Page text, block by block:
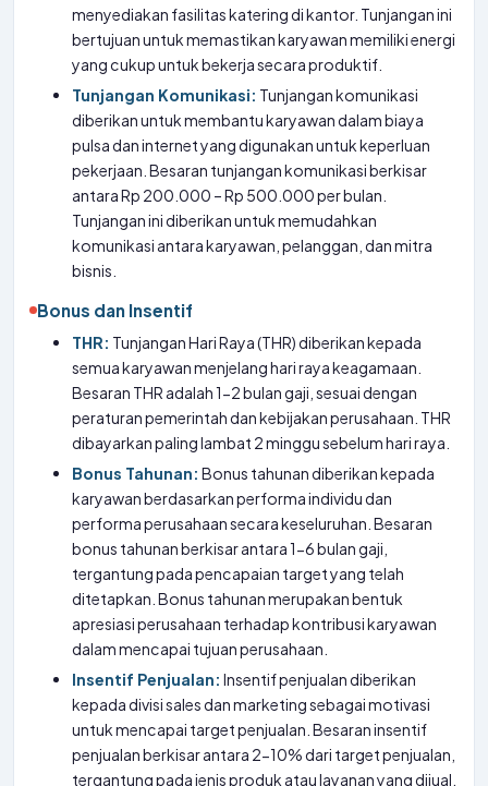
menyediakan fasilitas katering di kantor. Tunjangan ini
bertujuan untuk memastikan karyawan memiliki energi
yang cukup untuk bekerja secara produktif.
Tunjangan Komunikasi: Tunjangan komunikasi
diberikan untuk membantu karyawan dalam biaya
pulsa dan internet yang digunakan untuk keperluan
pekerjaan. Besaran tunjangan komunikasi berkisar
antara Rp 200.000 – Rp 500.000 per bulan.
Tunjangan ini diberikan untuk memudahkan
komunikasi antara karyawan, pelanggan, dan mitra
bisnis.
Bonus dan Insentif
THR: Tunjangan Hari Raya (THR) diberikan kepada
semua karyawan menjelang hari raya keagamaan.
Besaran THR adalah 1-2 bulan gaji, sesuai dengan
peraturan pemerintah dan kebijakan perusahaan. THR
dibayarkan paling lambat 2 minggu sebelum hari raya.
Bonus Tahunan: Bonus tahunan diberikan kepada
karyawan berdasarkan performa individu dan
performa perusahaan secara keseluruhan. Besaran
bonus tahunan berkisar antara 1-6 bulan gaji,
tergantung pada pencapaian target yang telah
ditetapkan. Bonus tahunan merupakan bentuk
apresiasi perusahaan terhadap kontribusi karyawan
dalam mencapai tujuan perusahaan.
Insentif Penjualan: Insentif penjualan diberikan
kepada divisi sales dan marketing sebagai motivasi
untuk mencapai target penjualan. Besaran insentif
penjualan berkisar antara 2-10% dari target penjualan,
tergantung pada jenis produk atau layanan yang dijual.